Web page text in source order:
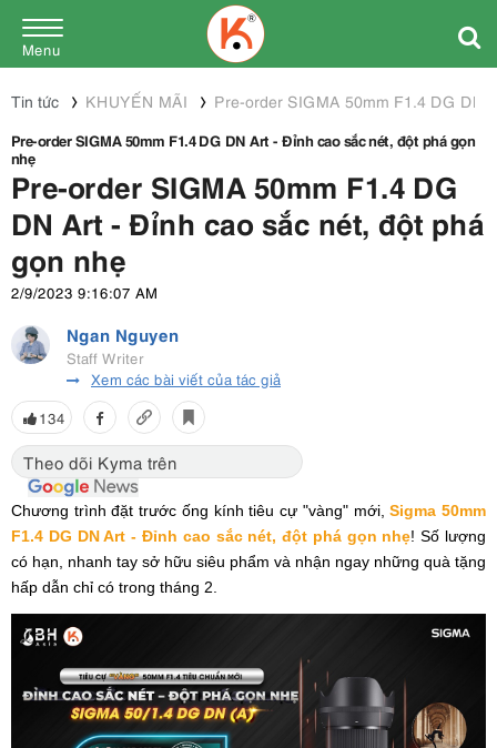
Menu
Tin tức KHUYẾN MÃI
Pre-order SIGMA 50mm F1.4 DG DN
Pre-order SIGMA 50mm F1.4 DG DN Art - Đỉnh cao sắc nét, đột phá gọn
nhẹ
Pre-order SIGMA 50mm F1.4 DG
DN Art - Đỉnh cao sắc nét, đột phá
gọn nhẹ
2/9/2023 9:16:07 AM
Ngan Nguyen
Staff Writer
Xem các bài viết của tác giả
134
Theo dõi Kyma trên
Chương trình đặt trước ống kính tiêu cự "vàng" mới,Sigma 50mm
F1.4 DG DN Art - Đỉnh cao sắc nét, đột phá gọn nhẹ! Số lượng
có hạn, nhanh tay sở hữu siêu phẩm và nhận ngay những quà tặng
hấp dẫn chỉ có trong tháng 2.